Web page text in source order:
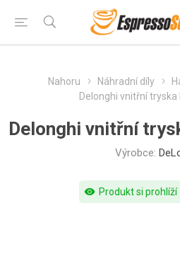
Nahoru Náhradní díly
Delonghi vnitřní tryska
Delonghi vnitřní
Výrobce:
visibility Produkt si